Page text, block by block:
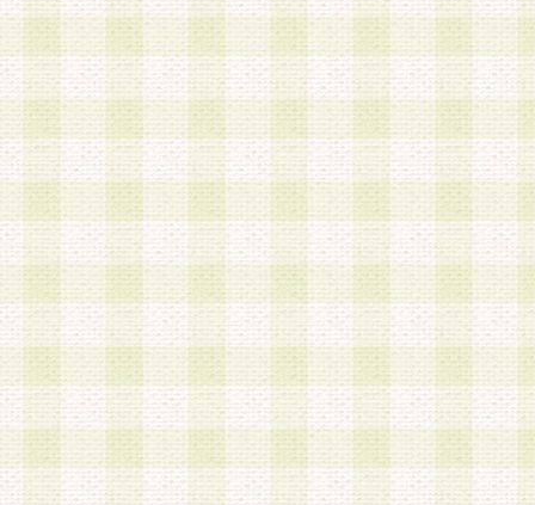
第5条 会員の登録情報
1.当社は、会員の登録情報に含まれる氏名・住所
アドレス等会員個人を識別できる情報を当社が別
シーポリシー
」に基づき適切に取り扱うものとし
は、当該個人情報を以下の各号に定める目的に利
す。なお、これら事項以外の目的で個人情報を利
かじめ会員の同意を得たうえで利用するものとし
a.本サービスの実施または運営
b.本サービスに係る謝礼、景品、調査サンプル品
c.会員からの電話、メール等の問い合わせなどへ
d.その他これらに付随する業務
2.当社は、会員個人を識別することのできる情報
会員情報を本人の承諾なく第三者に開示すること
人を識別できる情報について第三者に開示または
社は事前に会員本人の同意を得るものとします。